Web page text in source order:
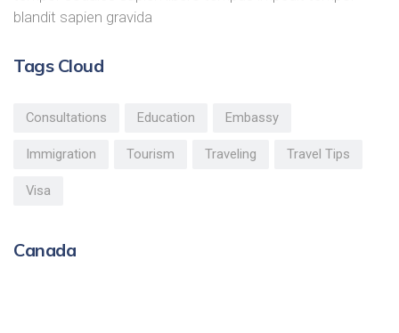
blandit sapien gravida
Tags Cloud
Consultations Education Embassy
Immigration Tourism Traveling Travel Tips
Visa
Canada